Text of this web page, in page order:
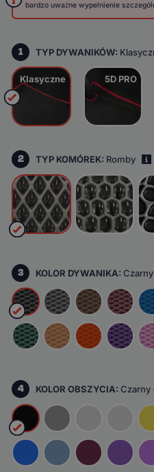
bardzo uważne wypełnienie
1 TYP DYWANIKÓW:
Klasyczne 5D PRO
2 TYP KOMÓREK: Romby
3 KOLOR DYWANIKA:
4 KOLOR OBSZYCIA:Czarny